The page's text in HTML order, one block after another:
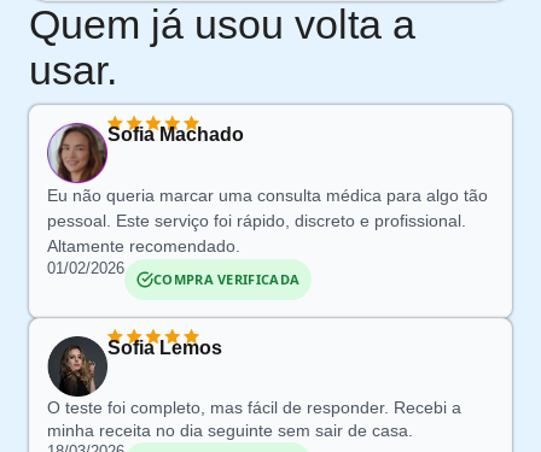
Quem já usou volta a
usar.
Sofia Machado
Eu não queria marcar uma consulta médica para algo tão
pessoal. Este serviço foi rápido, discreto e profissional.
Altamente recomendado.
01/02/2026
COMPRA VERIFICADA
Sofia Lemos
O teste foi completo, mas fácil de responder. Recebi a
minha receita no dia seguinte sem sair de casa.